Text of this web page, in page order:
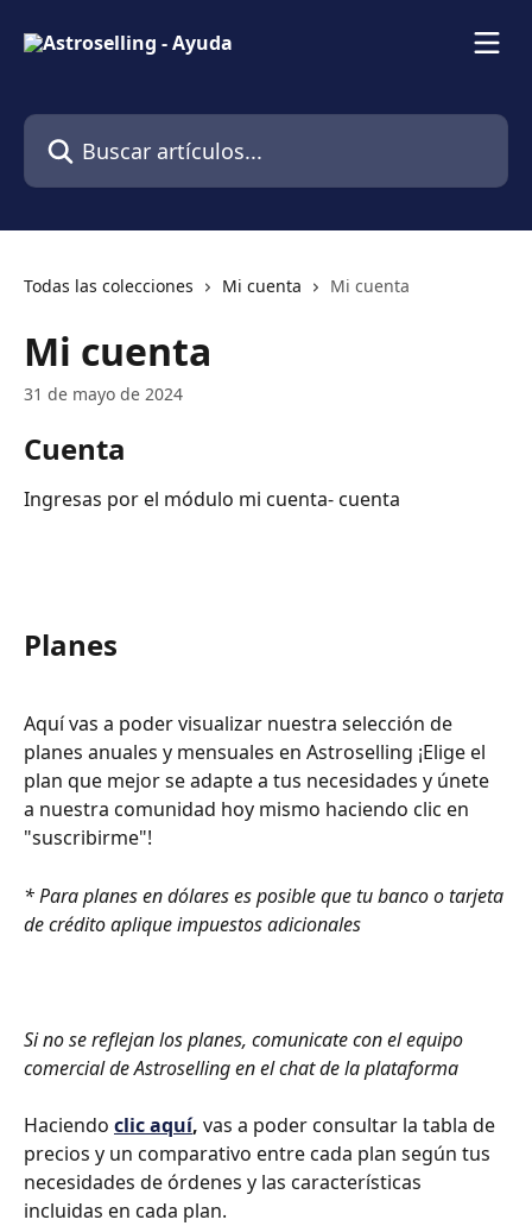
Buscar artículos...
Todas las colecciones Mi cuenta Mi cuenta
Mi cuenta
31 de mayo de 2024
Cuenta
Ingresas por el módulo mi cuenta- cuenta
Planes
Aquí vas a poder visualizar nuestra selección de
planes anuales y mensuales en Astroselling ¡Elige el
plan que mejor se adapte a tus necesidades y únete
a nuestra comunidad hoy mismo haciendo clic en
"suscribirme"!
* Para planes en dólares es posible que tu banco o tarjeta
de crédito aplique impuestos adicionales
Si no se reflejan los planes, comunicate con el equipo
comercial de Astroselling en el chat de la plataforma
Haciendo clic aquí, vas a poder consultar la tabla de
precios y un comparativo entre cada plan según tus
necesidades de órdenes y las características
incluidas en cada plan.